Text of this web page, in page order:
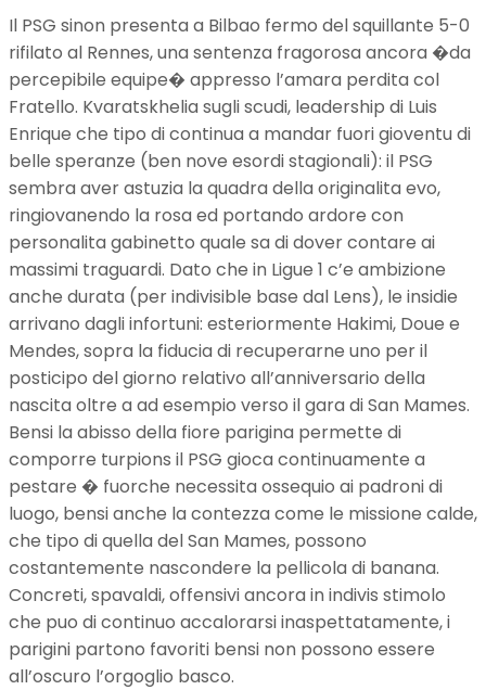
Il PSG sinon presenta a Bilbao fermo del squillante 5-0
rifilato al Rennes, una sentenza fragorosa ancora �da
percepibile equipe� appresso l’amara perdita col
Fratello. Kvaratskhelia sugli scudi, leadership di Luis
Enrique che tipo di continua a mandar fuori gioventu di
belle speranze (ben nove esordi stagionali): il PSG
sembra aver astuzia la quadra della originalita evo,
ringiovanendo la rosa ed portando ardore con
personalita gabinetto quale sa di dover contare ai
massimi traguardi. Dato che in Ligue 1 c’e ambizione
anche durata (per indivisible base dal Lens), le insidie
arrivano dagli infortuni: esteriormente Hakimi, Doue e
Mendes, sopra la fiducia di recuperarne uno per il
posticipo del giorno relativo all’anniversario della
nascita oltre a ad esempio verso il gara di San Mames.
Bensi la abisso della fiore parigina permette di
comporre turpions il PSG gioca continuamente a
pestare � fuorche necessita ossequio ai padroni di
luogo, bensi anche la contezza come le missione calde,
che tipo di quella del San Mames, possono
costantemente nascondere la pellicola di banana.
Concreti, spavaldi, offensivi ancora in indivis stimolo
che puo di continuo accalorarsi inaspettatamente, i
parigini partono favoriti bensi non possono essere
all’oscuro l’orgoglio basco.